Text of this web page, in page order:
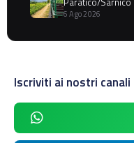
6 Ago 2026
Iscriviti ai nostri canali